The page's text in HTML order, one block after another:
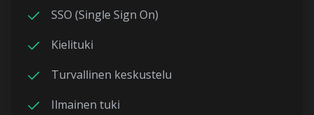
SSO (Single Sign On)
Kielituki
Turvallinen keskustelu
Ilmainen tuki